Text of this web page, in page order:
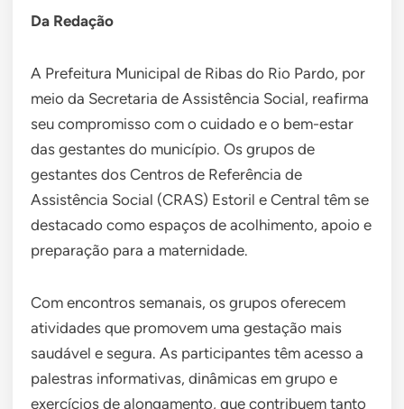
Da Redação
A Prefeitura Municipal de Ribas do Rio Pardo, por
meio da Secretaria de Assistência Social, reafirma
seu compromisso com o cuidado e o bem-estar
das gestantes do município. Os grupos de
gestantes dos Centros de Referência de
Assistência Social (CRAS) Estoril e Central têm se
destacado como espaços de acolhimento, apoio e
preparação para a maternidade.
Com encontros semanais, os grupos oferecem
atividades que promovem uma gestação mais
saudável e segura. As participantes têm acesso a
palestras informativas, dinâmicas em grupo e
exercícios de alongamento, que contribuem tanto